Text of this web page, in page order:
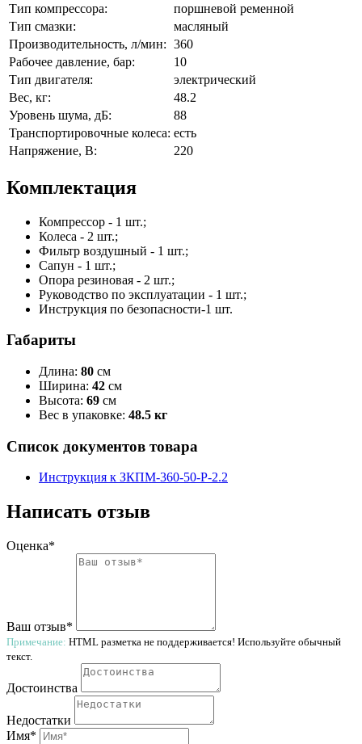
Тип компрессора:
поршневой ременной
Тип смазки:
масляный
Производительность, л/мин: 360
Рабочее давление, бар:
10
Тип двигателя:
электрический
Вес, кг:
48.2
Уровень шума, дБ:
88
Транспортировочные колеса: есть
Напряжение, В:
220
Комплектация
Компрессор - 1 шт.;
Колеса - 2 шт.;
Фильтр воздушный - 1 шт.;
Сапун - 1 шт.;
Опора резиновая - 2 шт.;
Руководство по эксплуатации - 1 шт.;
Инструкция по безопасности-1 шт.
Габариты
Длина: 80 см
Ширина: 42 см
Высота: 69 см
Вес в упаковке: 48.5 кг
Список документов товара
Инструкция к ЗКПМ-360-50-Р-2.2
Написать отзыв
Оценка*
Ваш отзыв*
Примечание: HTML разметка не поддерживается! Используйте обычный
текст.
Достоинства
Недостатки
Имя*